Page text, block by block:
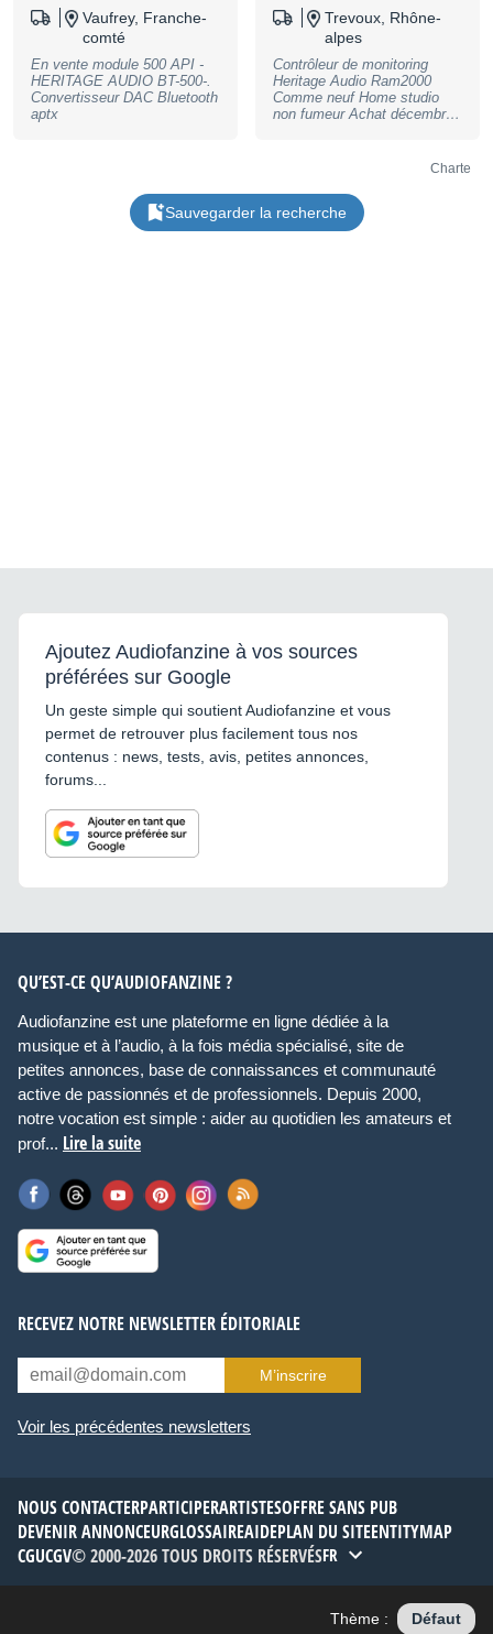
Vaufrey, Franche-
comté
En vente module 500 API -
HERITAGE AUDIO BT-500-.
Convertisseur DAC Bluetooth
aptx
Trevoux, Rhône-
alpes
Contrôleur de monitoring
Heritage Audio Ram2000
Comme neuf Home studio
non fumeur Achat décembre
Charte
Sauvegarder la recherche
Ajoutez Audiofanzine à vos sources
préférées sur Google
Un geste simple qui soutient Audiofanzine et vous
permet de retrouver plus facilement tous nos
contenus : news, tests, avis, petites annonces,
forums...
QU’EST-CE QU’AUDIOFANZINE ?
Audiofanzine est une plateforme en ligne dédiée à la
musique et à l’audio, à la fois média spécialisé, site de
petites annonces, base de connaissances et communauté
active de passionnés et de professionnels. Depuis 2000,
notre vocation est simple : aider au quotidien les amateurs et
prof... Lire la suite
RECEVEZ NOTRE NEWSLETTER ÉDITORIALE
M’inscrire
Voir les précédentes newsletters
NOUS CONTACTERPARTICIPERARTISTESOFFRE SANS PUB
DEVENIR ANNONCEURGLOSSAIREAIDEPLAN DU SITEENTITYMAP
CGUCGV© 2000-2026 TOUS DROITS RÉSERVÉSFR
Thème : Défaut